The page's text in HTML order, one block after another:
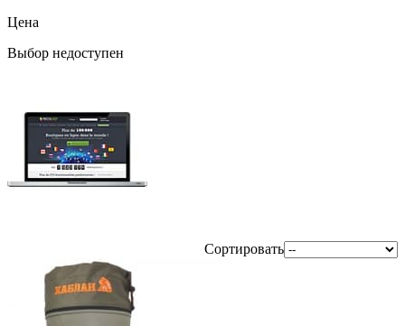
Цена
Выбор недоступен
Сортировать